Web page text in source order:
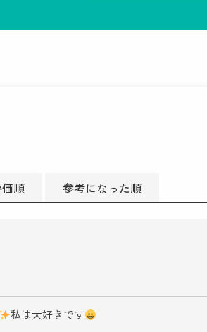
順 参考になった順
私は大好きです